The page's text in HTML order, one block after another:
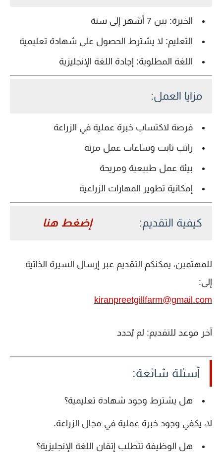
الخبرة: بين 7 أشهر إلى سنة
التعليم: لا يشترط الحصول على شهادة تعليمية
اللغة المطلوبة: إجادة اللغة الإنجليزية
مزايا العمل:
فرصة لاكتساب خبرة عملية في الزراعة
راتب ثابت وساعات عمل مرنة
بيئة عمل طبيعية ومريحة
إمكانية تطوير المهارات الزراعية
كيفية التقديم:إضغط هنا
للمهتمين، يمكنكم التقديم عبر إرسال السيرة الذاتية
إلى:
kiranpreetgillfarm@gmail.com
آخر موعد للتقديم: لم يُحدد
أسئلة شائعة:
هل يشترط وجود شهادة تعليمية؟
لا، يكفي وجود خبرة عملية في مجال الزراعة.
هل الوظيفة تتطلب إتقان اللغة الإنجليزية؟